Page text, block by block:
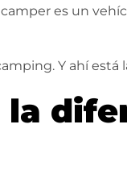
es un
Y ahí está